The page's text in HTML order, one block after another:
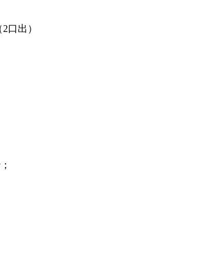
口出）